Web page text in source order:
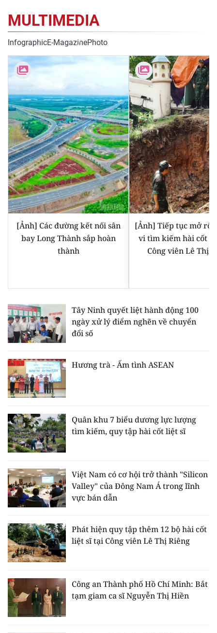
中文
FRANÇAIS
РУССКИЙ
ESPAÑOL
한국어
MULTIMEDIA
InfographicE-MagazinePhoto
[Ảnh] Các đường kết nối sân
bay Long Thành sắp hoàn
thành
[Ảnh] Tiếp tục mở
vi tìm kiếm hài cốt
Công viên Lê Thị
Tây Ninh quyết liệt hành động 100
ngày xử lý điểm nghẽn về chuyển
đổi số
Hương trà - Ấm tình ASEAN
Quân khu 7 biểu dương lực lượng
tìm kiếm, quy tập hài cốt liệt sĩ
Việt Nam có cơ hội trở thành "Silicon
Valley" của Đông Nam Á trong lĩnh
vực bán dẫn
Phát hiện quy tập thêm 12 bộ hài cốt
liệt sĩ tại Công viên Lê Thị Riêng
Công an Thành phố Hồ Chí Minh: Bắt
tạm giam ca sĩ Nguyễn Thị Hiền